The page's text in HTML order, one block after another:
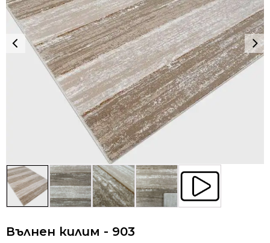
Вълнен килим - 903